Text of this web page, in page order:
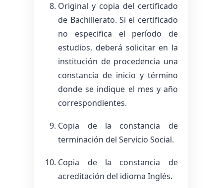
Original y copia del certificado
de Bachillerato. Si el certificado
no especifica el período de
estudios, deberá solicitar en la
institución de procedencia una
constancia de inicio y término
donde se indique el mes y año
correspondientes.
Copia de la constancia de
terminación del Servicio Social.
Copia de la constancia de
acreditación del idioma Inglés.